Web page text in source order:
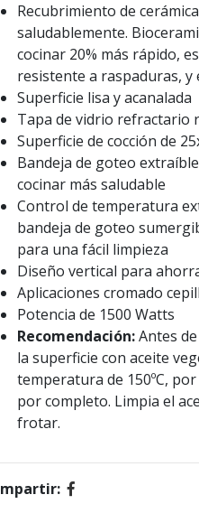
Recubrimiento de
saludablemente.
cocinar 20% más rápido,
resistente a raspaduras,
Superficie lisa y acanalada
Tapa de vidrio refractario
Superficie de cocción de
Bandeja de goteo
cocinar más saludable
Control de temperatura
bandeja de goteo
para una fácil limpieza
Diseño vertical para
Aplicaciones cromado
Potencia de 1500 Watts
Recomendación:Antes
la superficie con aceite
temperatura de 150ºC,
por completo. Limpia el
frotar.